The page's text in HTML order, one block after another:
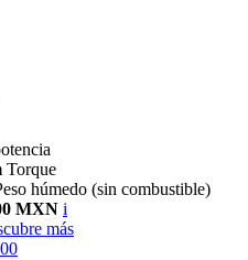
Torque
húmedo (sin combustible)
MXN i
más